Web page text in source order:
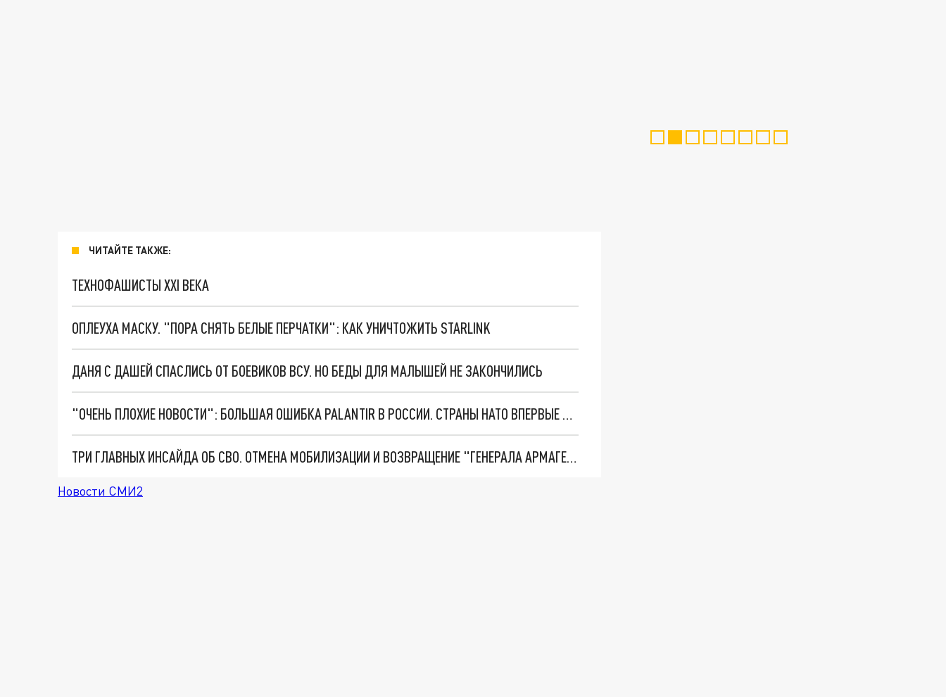
ЧИТАЙТЕ ТАКЖЕ:
ТЕХНОФАШИСТЫ XXI ВЕКА
ОПЛЕУХА МАСКУ. "ПОРА СНЯТЬ БЕЛЫЕ ПЕРЧАТКИ": КАК УНИЧТОЖИТЬ STARLINK
ДАНЯ С ДАШЕЙ СПАСЛИСЬ ОТ БОЕВИКОВ ВСУ. НО БЕДЫ ДЛЯ МАЛЫШЕЙ НЕ ЗАКОНЧИЛИСЬ
"ОЧЕНЬ ПЛОХИЕ НОВОСТИ": БОЛЬШАЯ ОШИБКА PALANTIR В РОССИИ. СТРАНЫ НАТО ВПЕРВЫЕ ЗА СВО ОСТАНОВИЛИ ПОСТАВКИ ОРУЖИЯ. ВСУ ТЕРЯЮТ ПРИГРАНИЧЬЕ?
ТРИ ГЛАВНЫХ ИНСАЙДА ОБ СВО. ОТМЕНА МОБИЛИЗАЦИИ И ВОЗВРАЩЕНИЕ "ГЕНЕРАЛА АРМАГЕДДОНА"? ОТЛИЧНЫЕ НОВОСТИ, КОТОРЫЕ ЖДАЛИ ВСЕ
Новости СМИ2